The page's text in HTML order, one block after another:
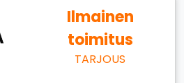
Ilmainen
toimitus
TARJOUS